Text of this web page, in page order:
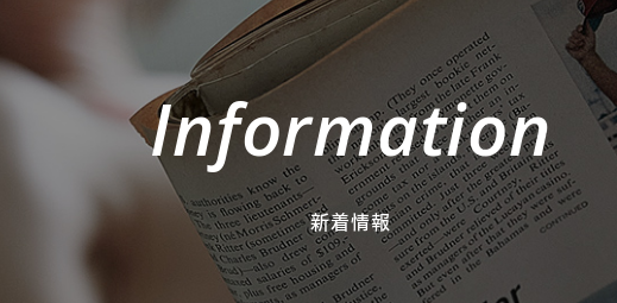
Information
新着情報